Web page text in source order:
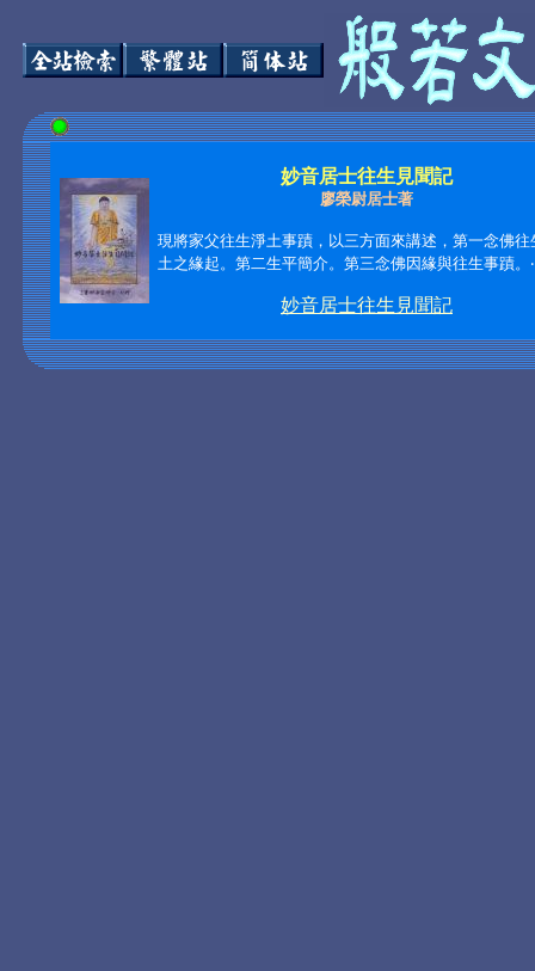
妙音居士往生見聞記
廖榮尉居士著
現將家父往生淨土事蹟，以三方面來講述，第一念佛往
土之緣起。第二生平簡介。第三念佛因緣與往生事蹟。
妙音居士往生見聞記